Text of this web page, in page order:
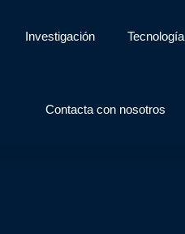
Investigación Tecnología
Contacta con nosotros